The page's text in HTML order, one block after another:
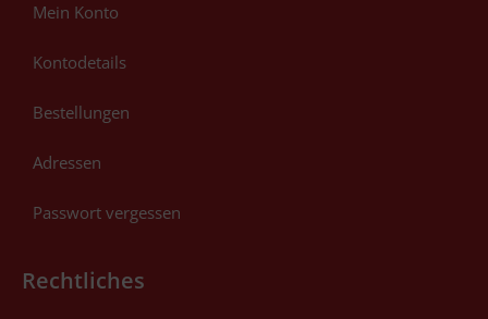
Mein Konto
Kontodetails
Bestellungen
Adressen
Passwort vergessen
Rechtliches